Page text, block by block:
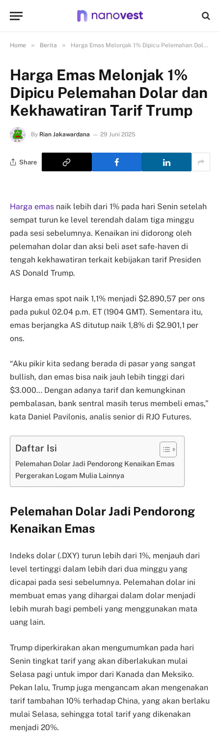
Home » Berita » Harga Emas Melonjak 1% Dipicu Pelemahan Dolar dan Kekhawatiran Tarif Trump
Harga Emas Melonjak 1%
Dipicu Pelemahan Dolar dan
Kekhawatiran Tarif Trump
By Rian Jakawardana 29 Juni 2025
Share
Harga emas naik lebih dari 1% pada hari Senin setelah
sempat turun ke level terendah dalam tiga minggu
pada sesi sebelumnya. Kenaikan ini didorong oleh
pelemahan dolar dan aksi beli aset safe-haven di
tengah kekhawatiran terkait kebijakan tarif Presiden
AS Donald Trump.
Harga emas spot naik 1,1% menjadi $2.890,57 per ons
pada pukul 02.04 p.m. ET (1904 GMT). Sementara itu,
emas berjangka AS ditutup naik 1,8% di $2.901,1 per
ons.
“Aku pikir kita sedang berada di pasar yang sangat
bullish, dan emas bisa naik jauh lebih tinggi dari
$3.000… Dengan adanya tarif dan kemungkinan
pembalasan, bank sentral masih terus membeli emas,”
kata Daniel Pavilonis, analis senior di RJO Futures.
Daftar Isi
Pelemahan Dolar Jadi Pendorong Kenaikan Emas
Pergerakan Logam Mulia Lainnya
Pelemahan Dolar Jadi Pendorong
Kenaikan Emas
Indeks dolar (.DXY) turun lebih dari 1%, menjauh dari
level tertinggi dalam lebih dari dua minggu yang
dicapai pada sesi sebelumnya. Pelemahan dolar ini
membuat emas yang dihargai dalam dolar menjadi
lebih murah bagi pembeli yang menggunakan mata
uang lain.
Trump diperkirakan akan mengumumkan pada hari
Senin tingkat tarif yang akan diberlakukan mulai
Selasa pagi untuk impor dari Kanada dan Meksiko.
Pekan lalu, Trump juga mengancam akan mengenakan
tarif tambahan 10% terhadap China, yang akan berlaku
mulai Selasa, sehingga total tarif yang dikenakan
menjadi 20%.